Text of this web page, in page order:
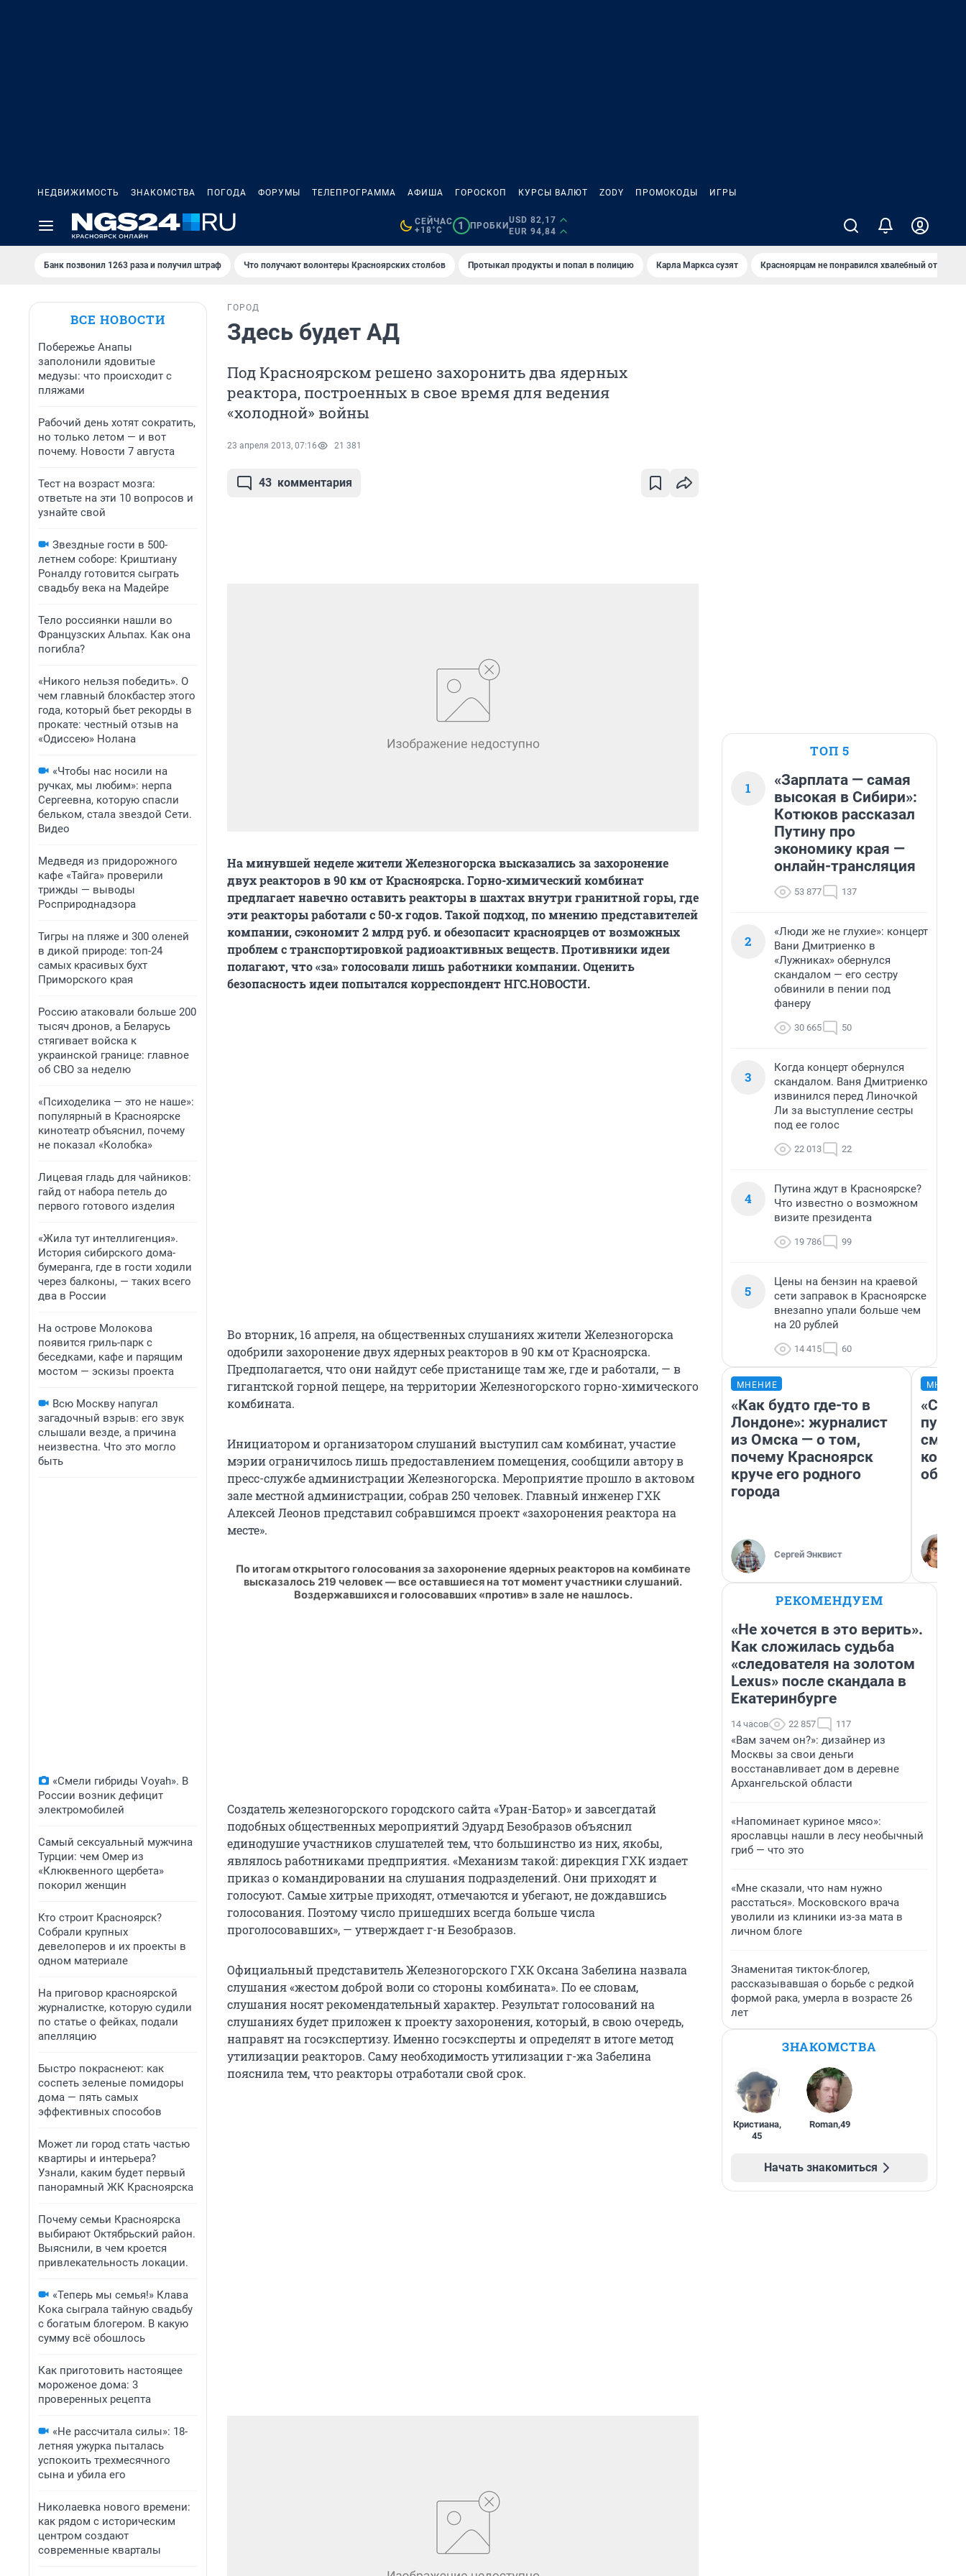
НЕДВИЖИМОСТЬ ЗНАКОМСТВА ПОГОДА ФОРУМЫ ТЕЛЕПРОГРАММА АФИША ГОРОСКОП КУРСЫ ВАЛЮТ ZODY ПРОМОКОДЫ ИГРЫ
СЕЙЧАС
+18°C
1 ПРОБКИ
USD 82,17
EUR 94,84
Банк позвонил 1263 раза и получил штраф Что получают волонтеры Красноярских столбов Протыкал продукты и попал в полицию Карла Маркса сузят Красноярцам не понравился хвалебный отзыв о
ВСЕ НОВОСТИ
Побережье Анапы
заполонили ядовитые
медузы: что происходит с
пляжами
Рабочий день хотят сократить,
но только летом — и вот
почему. Новости 7 августа
Тест на возраст мозга:
ответьте на эти 10 вопросов и
узнайте свой
Звездные гости в 500-
летнем соборе: Криштиану
Роналду готовится сыграть
свадьбу века на Мадейре
Тело россиянки нашли во
Французских Альпах. Как она
погибла?
«Никого нельзя победить». О
чем главный блокбастер этого
года, который бьет рекорды в
прокате: честный отзыв на
«Одиссею» Нолана
«Чтобы нас носили на
ручках, мы любим»: нерпа
Сергеевна, которую спасли
бельком, стала звездой Сети.
Видео
Медведя из придорожного
кафе «Тайга» проверили
трижды — выводы
Росприроднадзора
Тигры на пляже и 300 оленей
в дикой природе: топ-24
самых красивых бухт
Приморского края
Россию атаковали больше 200
тысяч дронов, а Беларусь
стягивает войска к
украинской границе: главное
об СВО за неделю
«Психоделика — это не наше»:
популярный в Красноярске
кинотеатр объяснил, почему
не показал «Колобка»
Лицевая гладь для чайников:
гайд от набора петель до
первого готового изделия
«Жила тут интеллигенция».
История сибирского дома-
бумеранга, где в гости ходили
через балконы, — таких всего
два в России
На острове Молокова
появится гриль-парк с
беседками, кафе и парящим
мостом — эскизы проекта
Всю Москву напугал
загадочный взрыв: его звук
слышали везде, а причина
неизвестна. Что это могло
быть
«Смели гибриды Voyah». В
России возник дефицит
электромобилей
Самый сексуальный мужчина
Турции: чем Омер из
«Клюквенного щербета»
покорил женщин
Кто строит Красноярск?
Собрали крупных
девелоперов и их проекты в
одном материале
На приговор красноярской
журналистке, которую судили
по статье о фейках, подали
апелляцию
Быстро покраснеют: как
соспеть зеленые помидоры
дома — пять самых
эффективных способов
Может ли город стать частью
квартиры и интерьера?
Узнали, каким будет первый
панорамный ЖК Красноярска
Почему семьи Красноярска
выбирают Октябрьский район.
Выяснили, в чем кроется
привлекательность локации.
«Теперь мы семья!» Клава
Кока сыграла тайную свадьбу
с богатым блогером. В какую
сумму всё обошлось
Как приготовить настоящее
мороженое дома: 3
проверенных рецепта
«Не рассчитала силы»: 18-
летняя ужурка пыталась
успокоить трехмесячного
сына и убила его
Николаевка нового времени:
как рядом с историческим
центром создают
современные кварталы
ГОРОД
Здесь будет АД
Под Красноярском решено захоронить два ядерных
реактора, построенных в свое время для ведения
«холодной» войны
23 апреля 2013, 07:16 21 381
43 комментария
На минувшей неделе жители Железногорска высказались за захоронение
двух реакторов в 90 км от Красноярска. Горно-химический комбинат
предлагает навечно оставить реакторы в шахтах внутри гранитной горы, где
эти реакторы работали с 50-х годов. Такой подход, по мнению представителей
компании, сэкономит 2 млрд руб. и обезопасит красноярцев от возможных
проблем с транспортировкой радиоактивных веществ. Противники идеи
полагают, что «за» голосовали лишь работники компании. Оценить
безопасность идеи попытался корреспондент НГС.НОВОСТИ.
Во вторник, 16 апреля, на общественных слушаниях жители Железногорска
одобрили захоронение двух ядерных реакторов в 90 км от Красноярска.
Предполагается, что они найдут себе пристанище там же, где и работали, — в
гигантской горной пещере, на территории Железногорского горно-химического
комбината.
Инициатором и организатором слушаний выступил сам комбинат, участие
мэрии ограничилось лишь предоставлением помещения, сообщили автору в
пресс-службе администрации Железногорска. Мероприятие прошло в актовом
зале местной администрации, собрав 250 человек. Главный инженер ГХК
Алексей Леонов представил собравшимся проект «захоронения реактора на
месте».
По итогам открытого голосования за захоронение ядерных реакторов на комбинате
высказалось 219 человек — все оставшиеся на тот момент участники слушаний.
Воздержавшихся и голосовавших «против» в зале не нашлось.
Создатель железногорского городского сайта «Уран-Батор» и завсегдатай
подобных общественных мероприятий Эдуард Безобразов объяснил
единодушие участников слушателей тем, что большинство из них, якобы,
являлось работниками предприятия. «Механизм такой: дирекция ГХК издает
приказ о командировании на слушания подразделений. Они приходят и
голосуют. Самые хитрые приходят, отмечаются и убегают, не дождавшись
голосования. Поэтому число пришедших всегда больше числа
проголосовавших», — утверждает г-н Безобразов.
Официальный представитель Железногорского ГХК Оксана Забелина назвала
слушания «жестом доброй воли со стороны комбината». По ее словам,
слушания носят рекомендательный характер. Результат голосований на
слушаниях будет приложен к проекту захоронения, который, в свою очередь,
направят на госэкспертизу. Именно госэксперты и определят в итоге метод
утилизации реакторов. Саму необходимость утилизации г-жа Забелина
пояснила тем, что реакторы отработали свой срок.
ТОП 5
1
«Зарплата — самая
высокая в Сибири»:
Котюков рассказал
Путину про
экономику края —
онлайн-трансляция
53 877 137
2
«Люди же не глухие»: концерт
Вани Дмитриенко в
«Лужниках» обернулся
скандалом — его сестру
обвинили в пении под
фанеру
30 665 50
3
Когда концерт обернулся
скандалом. Ваня Дмитриенко
извинился перед Линочкой
Ли за выступление сестры
под ее голос
22 013 22
4
Путина ждут в Красноярске?
Что известно о возможном
визите президента
19 786 99
5
Цены на бензин на краевой
сети заправок в Красноярске
внезапно упали больше чем
на 20 рублей
14 415 60
МНЕНИЕ
«Как будто где-то в
Лондоне»: журналист
из Омска — о том,
почему Красноярск
круче его родного
города
Сергей Энквист
РЕКОМЕНДУЕМ
«Не хочется в это верить».
Как сложилась судьба
«следователя на золотом
Lexus» после скандала в
Екатеринбурге
14 часов 22 857 117
«Вам зачем он?»: дизайнер из
Москвы за свои деньги
восстанавливает дом в деревне
Архангельской области
«Напоминает куриное мясо»:
ярославцы нашли в лесу необычный
гриб — что это
«Мне сказали, что нам нужно
расстаться». Московского врача
уволили из клиники из-за мата в
личном блоге
Знаменитая тикток-блогер,
рассказывавшая о борьбе с редкой
формой рака, умерла в возрасте 26
лет
ЗНАКОМСТВА
Кристиана,
45
Roman,49
Начать знакомиться